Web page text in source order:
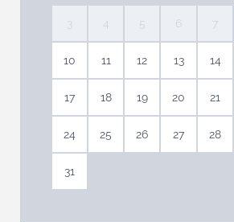
3 4 5 6 7
10 11 12 13 14
17 18 19 20 21
24 25 26 27 28
31